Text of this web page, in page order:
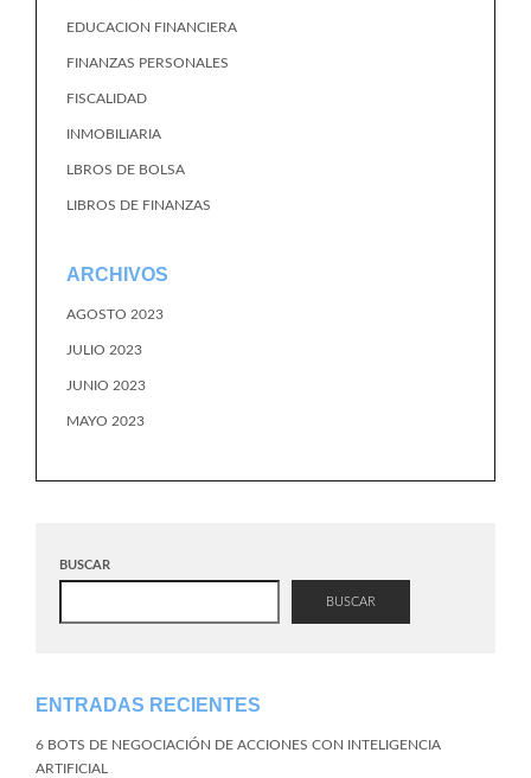
EDUCACION FINANCIERA
FINANZAS PERSONALES
FISCALIDAD
INMOBILIARIA
LBROS DE BOLSA
LIBROS DE FINANZAS
ARCHIVOS
AGOSTO 2023
JULIO 2023
JUNIO 2023
MAYO 2023
BUSCAR
BUSCAR
ENTRADAS RECIENTES
6 BOTS DE NEGOCIACIÓN DE ACCIONES CON INTELIGENCIA
ARTIFICIAL